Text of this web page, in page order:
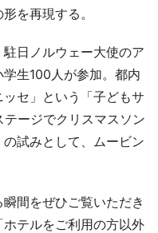
を再現する。
日ノルウェー大使のア
生100人が参加。都内
セ」という「子どもサ
ージでクリスマスソン
試みとして、ムービン
間をぜひご覧いただき
テルをご利用の方以外